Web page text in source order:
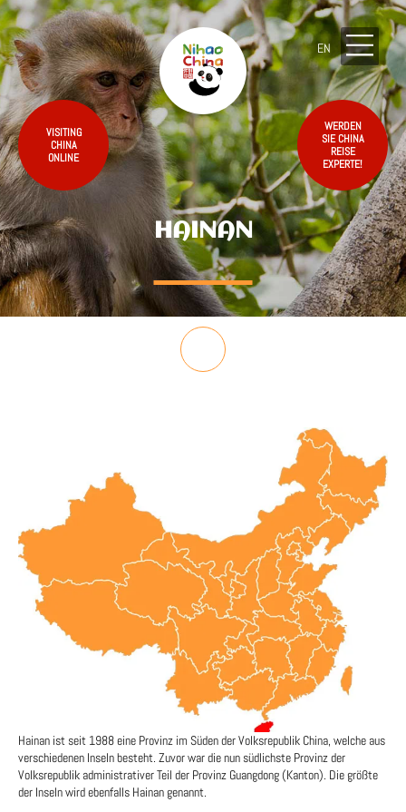
WERDEN
SIE CHINA
REISE
EXPERTE!
VISITING
CHINA
ONLINE
EN
HAINAN
Hainan ist seit 1988 eine Provinz im Süden der Volksrepublik China, welche aus
verschiedenen Inseln besteht. Zuvor war die nun südlichste Provinz der
Volksrepublik administrativer Teil der Provinz Guangdong (Kanton). Die größte
der Inseln wird ebenfalls Hainan genannt.